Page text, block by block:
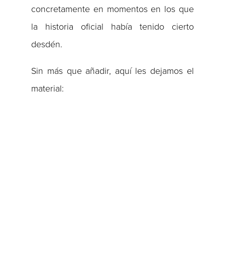
concretamente en momentos en los que
la historia oficial había tenido cierto
desdén.
Sin más que añadir, aquí les dejamos el
material: